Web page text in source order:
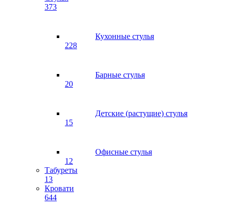
373
Кухонные стулья
228
Барные стулья
20
Детские (растущие) стулья
15
Офисные стулья
12
Табуреты
13
Кровати
644